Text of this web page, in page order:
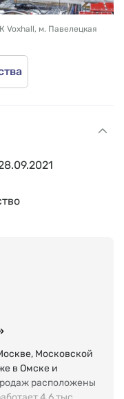
Voxhall, м. Павелецкая
Московской
в Омске и
расположены